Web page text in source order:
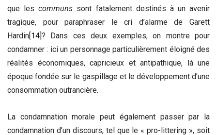
que lescommuns sont fatalement destinés à un avenir
tragique, pour paraphraser le cri d’alarme de Garett
Hardin[14]? Dans ces deux exemples, on montre pour
condamner : ici un personnage particulièrement éloigné des
réalités économiques, capricieux et antipathique, là une
époque fondée sur le gaspillage et le développement d’une
consommation outrancière.
La condamnation morale peut également passer par la
condamnation d’un discours, tel que le « pro-littering », soit